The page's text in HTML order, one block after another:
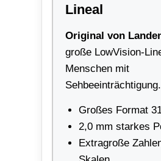
Lineal
Original von
große LowVision-
Menschen mit
Sehbeeinträchtigung.
Großes Format
2,0 mm starkes
Extragroße